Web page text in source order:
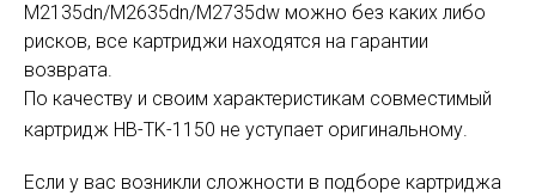
M2135dn/M2635dn/M2735dw можно без каких либо
рисков, все картриджи находятся на гарантии
возврата.
По качеству и своим характеристикам совместимый
картридж HB-TK-1150 не уступает оригинальному.
Если у вас возникли сложности в подборе картриджа